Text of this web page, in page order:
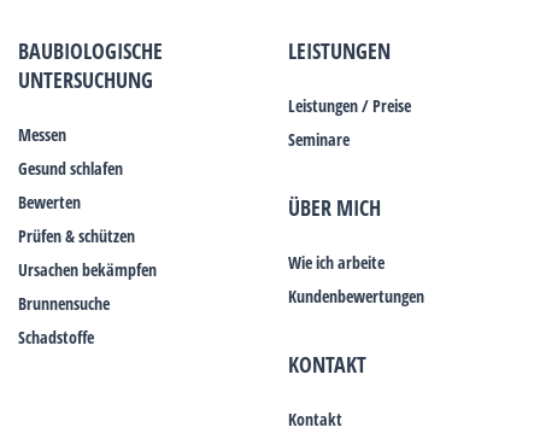
BAUBIOLOGISCHE
UNTERSUCHUNG
Messen
Gesund schlafen
Bewerten
Prüfen & schützen
Ursachen bekämpfen
Brunnensuche
Schadstoffe
LEISTUNGEN
Leistungen / Preise
Seminare
ÜBER MICH
Wie ich arbeite
Kundenbewertungen
KONTAKT
Kontakt